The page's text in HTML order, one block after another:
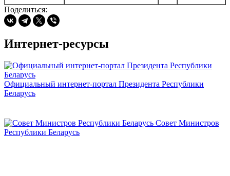
Поделиться:
Интернет-ресурсы
Официальный интернет-портал Президента Республики
Беларусь
Совет Министров
Республики Беларусь